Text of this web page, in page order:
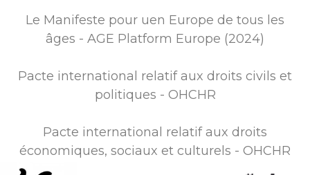
Le Manifeste pour uen Europe de tous les
âges - AGE Platform Europe (2024)
Pacte international relatif aux droits civils et
politiques - OHCHR
Pacte international relatif aux droits
économiques, sociaux et culturels - OHCHR